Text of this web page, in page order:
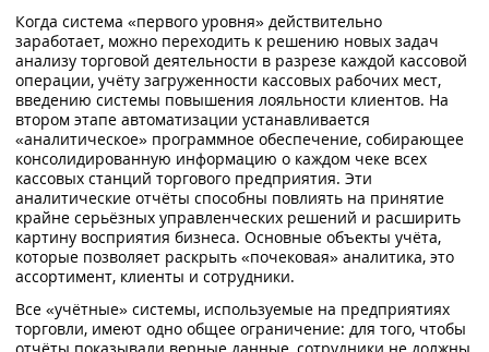
Когда система «первого уровня» действительно
заработает, можно переходить к решению новых задач
анализу торговой деятельности в разрезе каждой кассовой
операции, учёту загруженности кассовых рабочих мест,
введению системы повышения лояльности клиентов. На
втором этапе автоматизации устанавливается
«аналитическое» программное обеспечение, собирающее
консолидированную информацию о каждом чеке всех
кассовых станций торгового предприятия. Эти
аналитические отчёты способны повлиять на принятие
крайне серьёзных управленческих решений и расширить
картину восприятия бизнеса. Основные объекты учёта,
которые позволяет раскрыть «почековая» аналитика, это
ассортимент, клиенты и сотрудники.
Все «учётные» системы, используемые на предприятиях
торговли, имеют одно общее ограничение: для того, чтобы